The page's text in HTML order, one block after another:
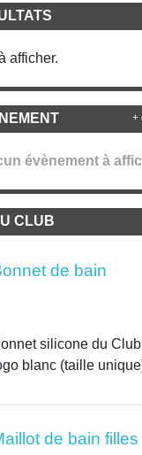
afficher.
évènement à
+
CLUB
de bain
silicone du
blanc (taille
de bain filles